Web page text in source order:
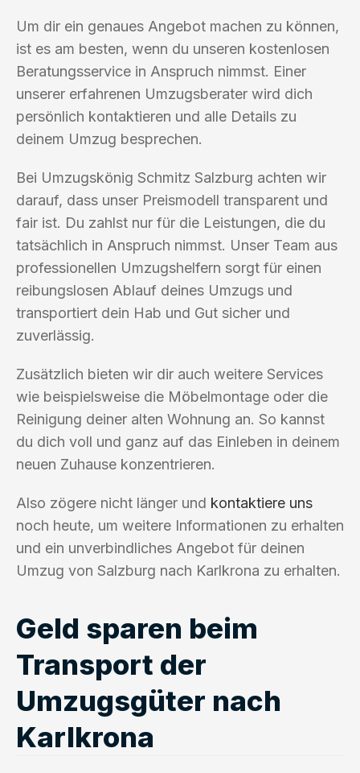
Um dir ein genaues Angebot machen zu können,
ist es am besten, wenn du unseren kostenlosen
Beratungsservice in Anspruch nimmst. Einer
unserer erfahrenen Umzugsberater wird dich
persönlich kontaktieren und alle Details zu
deinem Umzug besprechen.
Bei Umzugskönig Schmitz Salzburg achten wir
darauf, dass unser Preismodell transparent und
fair ist. Du zahlst nur für die Leistungen, die du
tatsächlich in Anspruch nimmst. Unser Team aus
professionellen Umzugshelfern sorgt für einen
reibungslosen Ablauf deines Umzugs und
transportiert dein Hab und Gut sicher und
zuverlässig.
Zusätzlich bieten wir dir auch weitere Services
wie beispielsweise die Möbelmontage oder die
Reinigung deiner alten Wohnung an. So kannst
du dich voll und ganz auf das Einleben in deinem
neuen Zuhause konzentrieren.
Also zögere nicht länger und kontaktiere uns
noch heute, um weitere Informationen zu erhalten
und ein unverbindliches Angebot für deinen
Umzug von Salzburg nach Karlkrona zu erhalten.
Geld sparen beim
Transport der
Umzugsgüter nach
Karlkrona